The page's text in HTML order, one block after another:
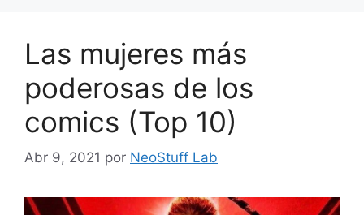
Las mujeres más
poderosas de los
comics (Top 10)
Abr 9, 2021 por NeoStuff Lab